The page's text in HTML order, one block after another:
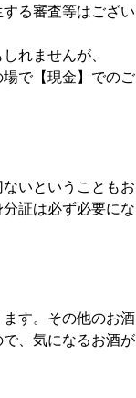
る審査等はござい
れませんが、
で【現金】でのご
いということもお
証は必ず必要にな
す。その他のお酒
、気になるお酒が